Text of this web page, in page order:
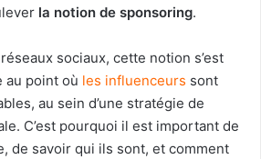
la notion de sponsoring.
sociaux, cette notion s’est
au point où les influenceurs sont
au sein d’une stratégie de
C’est pourquoi il est important de
de savoir qui ils sont, et comment